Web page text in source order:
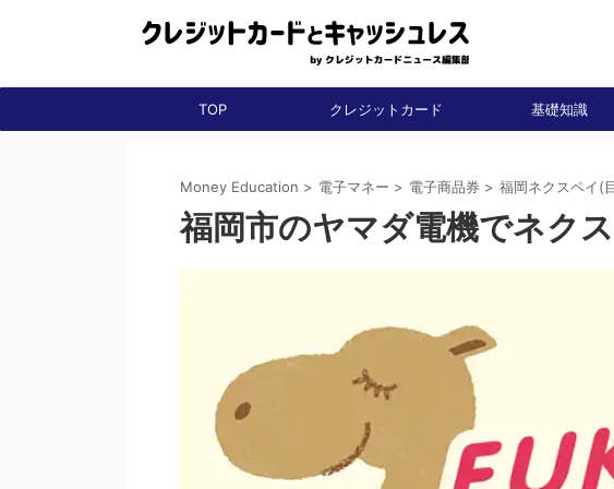
TOP クレジットカード 基礎知識
Money Education > 電子マネー > 電子商品券 > 福岡ネクスペイ(
福岡市のヤマダ電機でネク